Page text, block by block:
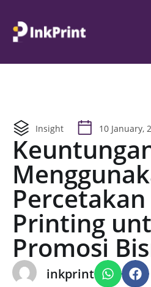
Insight 10 January,
Printing
Promosi
inkprint